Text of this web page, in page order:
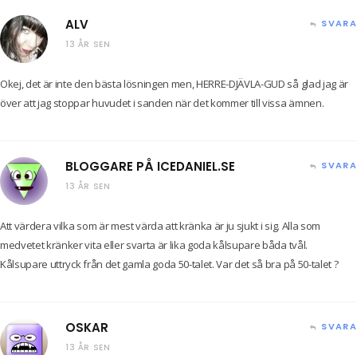
ALV
13 ÅR SEN
SVARA
Okej, det är inte den bästa lösningen men, HERRE-DJÄVLA-GUD så glad jag är
över att jag stoppar huvudet i sanden när det kommer till vissa ämnen.
BLOGGARE PÅ ICEDANIEL.SE
13 ÅR SEN
SVARA
Att värdera vilka som är mest värda att kränka är ju sjukt i sig. Alla som
medvetet kränker vita eller svarta är lika goda kålsupare båda tvål.
Kålsupare uttryck från det gamla goda 50-talet. Var det så bra på 50-talet ?
OSKAR
13 ÅR SEN
SVARA